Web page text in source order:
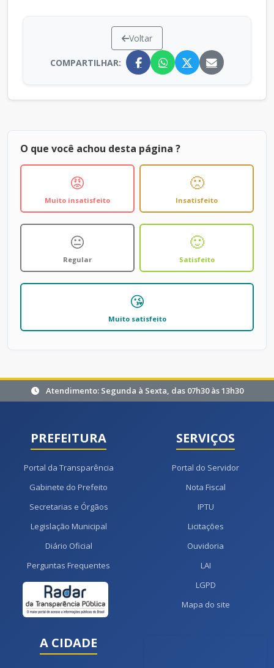
Voltar
COMPARTILHAR:
O que você achou desta página ?
😡
Muito insatisfeito
🙁
Insatisfeito
😐
Regular
🙂
Satisfeito
😘
Muito satisfeito
Atendimento: Segunda à Sexta, das 07h30 às 13h30
PREFEITURA
Portal da Transparência
Gabinete do Prefeito
Secretarias e Órgãos
Legislação Municipal
Diário Oficial
Perguntas Frequentes
SERVIÇOS
Portal do Servidor
Nota Fiscal
IPTU
Licitações
Ouvidoria
LAI
LGPD
Mapa do site
A CIDADE